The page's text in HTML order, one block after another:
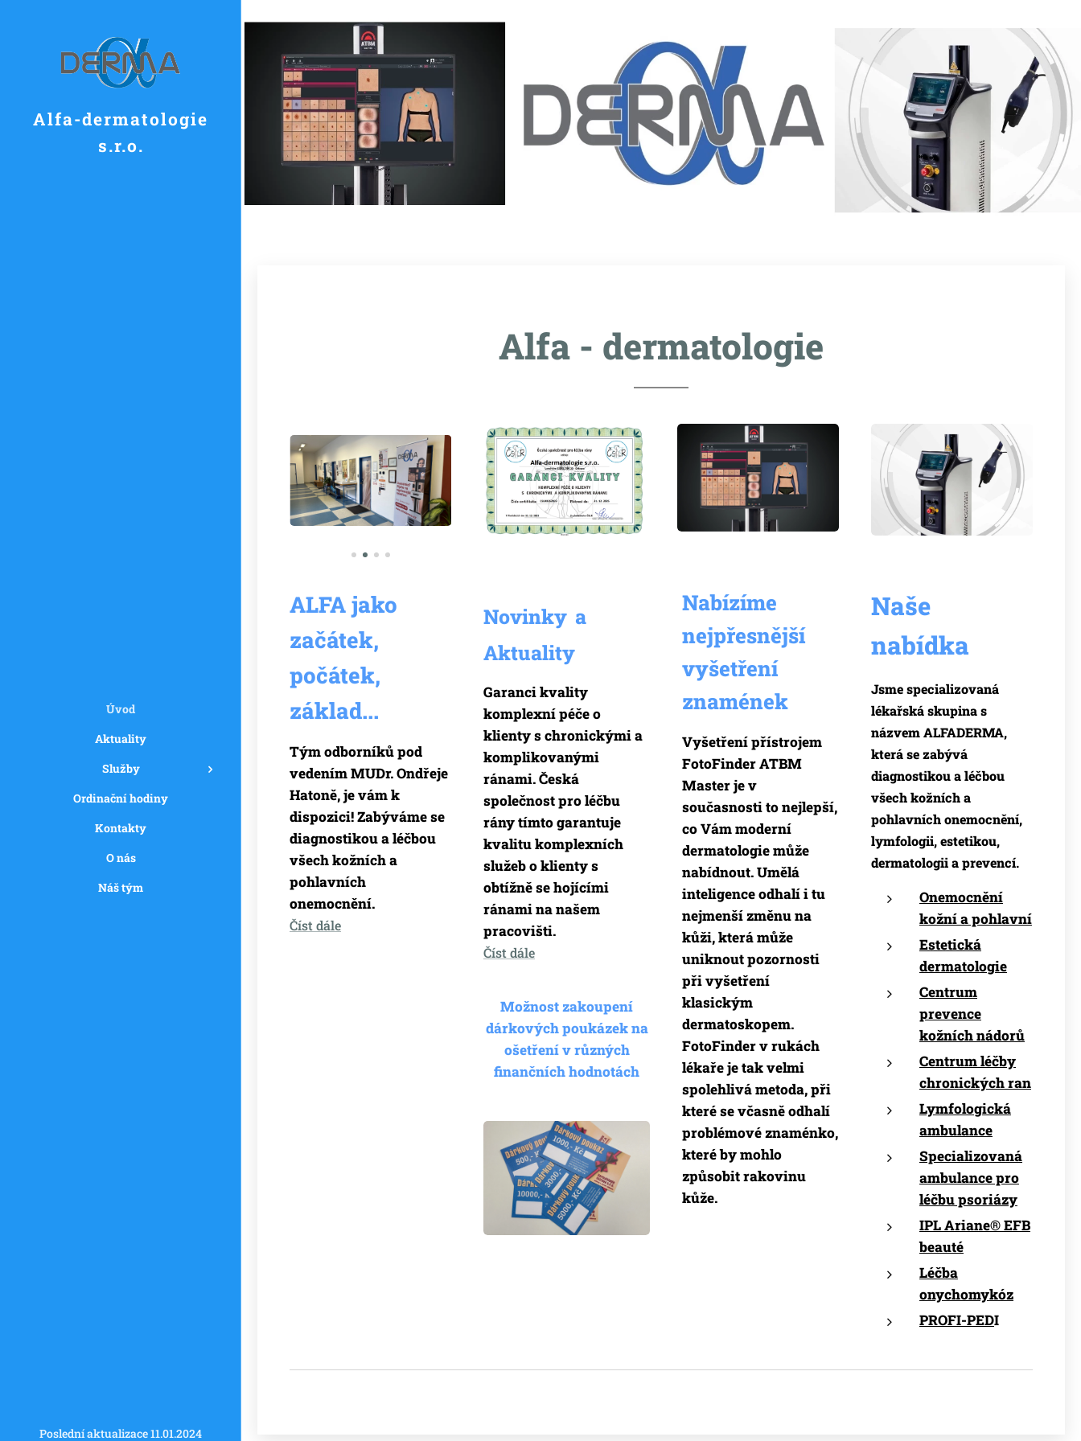
Alfa-dermatologie
s.r.o.
Úvod
Aktuality
Služby
Ordinační hodiny
Kontakty
O nás
Náš tým
Alfa - dermatologie
ALFA jako
začátek,
počátek,
základ...
Tým odborníků pod
vedením MUDr. Ondřeje
Hatoně, je vám k
dispozici! Zabýváme se
diagnostikou a léčbou
všech kožních a
pohlavních
onemocnění.
Číst dále
Novinky a
Aktuality
Garanci kvality
komplexní péče o
klienty s chronickými a
komplikovanými
ránami. Česká
společnost pro léčbu
rány tímto garantuje
kvalitu komplexních
služeb o klienty s
obtížně se hojícími
ránami na našem
pracovišti.
Číst dále
Možnost zakoupení
dárkových poukázek na
ošetření v různých
finančních hodnotách
Nabízíme
nejpřesnější
vyšetření
znamének
Vyšetření přístrojem
FotoFinder ATBM
Master je v
současnosti to nejlepší,
co Vám moderní
dermatologie může
nabídnout. Umělá
inteligence odhalí i tu
nejmenší změnu na
kůži, která může
uniknout pozornosti
při vyšetření
klasickým
dermatoskopem.
FotoFinder v rukách
lékaře je tak velmi
spolehlivá metoda, při
které se včasně odhalí
problémové znaménko,
které by mohlo
způsobit rakovinu
kůže.
Naše
nabídka
Jsme specializovaná
lékařská skupina s
názvem ALFADERMA,
která se zabývá
diagnostikou a léčbou
všech kožních a
pohlavních onemocnění,
lymfologii, estetikou,
dermatologii aprevencí.
Onemocnění
kožní a pohlavní
Estetická
dermatologie
Centrum
prevence
kožních nádorů
Centrum léčby
chronických ran
Lymfologická
ambulance
Specializovaná
ambulance pro
léčbu psoriázy
IPL Ariane® EFB
beauté
Léčba
onychomykóz
PROFI-PEDI
Poslední aktualizace 11.01.2024